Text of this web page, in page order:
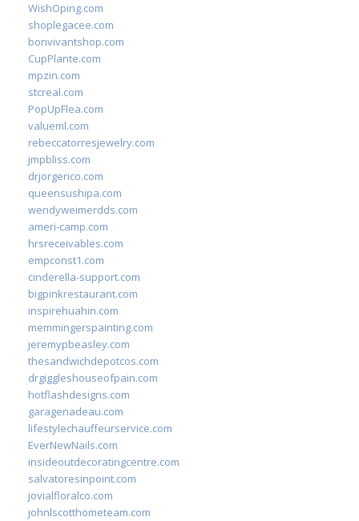
WishOping.com
shoplegacee.com
bonvivantshop.com
CupPlante.com
mpzin.com
stcreal.com
PopUpFlea.com
valueml.com
rebeccatorresjewelry.com
jmpbliss.com
drjorgerico.com
queensushipa.com
wendyweimerdds.com
ameri-camp.com
hrsreceivables.com
empconst1.com
cinderella-support.com
bigpinkrestaurant.com
inspirehuahin.com
memmingerspainting.com
jeremypbeasley.com
thesandwichdepotcos.com
drgiggleshouseofpain.com
hotflashdesigns.com
garagenadeau.com
lifestylechauffeurservice.com
EverNewNails.com
insideoutdecoratingcentre.com
salvatoresinpoint.com
jovialfloralco.com
johnlscotthometeam.com